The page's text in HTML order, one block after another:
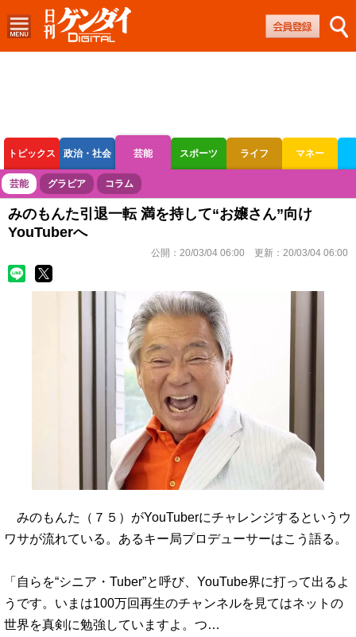
トピックス 政治・社会 芸能 スポーツ ライフ マネー
ボートレース 競輪 オートレース
芸能 グラビア コラム
みのもんた引退一転 満を持して“お嬢さん”向け
YouTuberへ
公開： 20/03/04 06:00 更新： 20/03/04 06:00
みのもんた（７５）がYouTuberにチャレンジするというウ
ワサが流れている。あるキー局プロデューサーはこう語る。
「自らを“シニア・Tuber”と呼び、YouTube界に打って出るよ
うです。いまは100万回再生のチャンネルを見てはネットの
世界を真剣に勉強していますよ。つ…